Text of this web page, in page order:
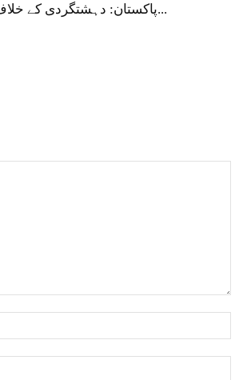
پاکستان: دہشتگردی کے خلاف...